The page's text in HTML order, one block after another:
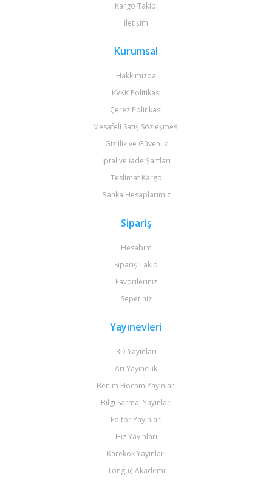
Kargo Takibi
İletişim
Kurumsal
Hakkımızda
KVKK Politikası
Çerez Politikası
Mesafeli Satış Sözleşmesi
Gizlilik ve Güvenlik
İptal ve İade Şartları
Teslimat Kargo
Banka Hesaplarımız
Sipariş
Hesabım
Sipariş Takip
Favorileriniz
Sepetiniz
Yayınevleri
3D Yayınları
Arı Yayıncılık
Benim Hocam Yayınları
Bilgi Sarmal Yayınları
Editör Yayınları
Hız Yayınları
Karekök Yayınları
Tonguç Akademi